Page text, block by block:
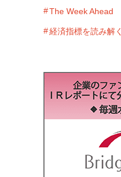
The Week Ahead
経済指標を読み解く